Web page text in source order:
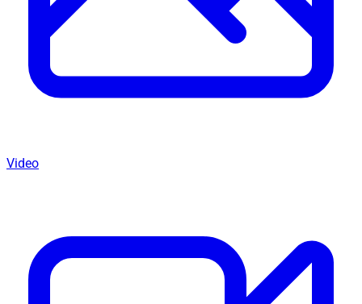
Video